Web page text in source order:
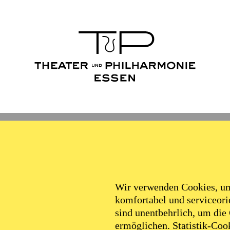
Wir verwenden Cookies,
komfortabel und
sind unentbehrlich, um
ermöglichen. Statistik-